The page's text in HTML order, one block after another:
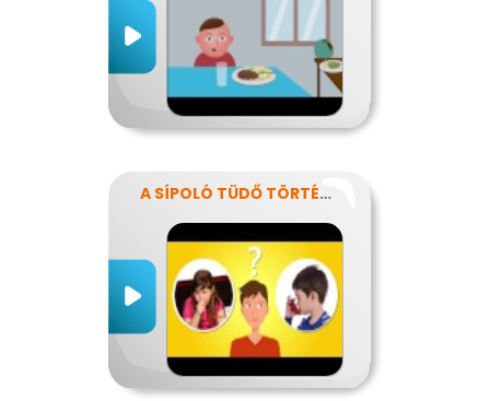
A SÍPOLÓ TÜDŐ TÖRTÉNETE